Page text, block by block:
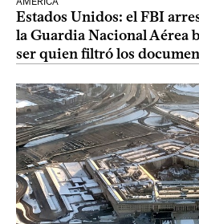
Estados Unidos: el FBI
la Guardia Nacional Aérea
ser quien filtró los